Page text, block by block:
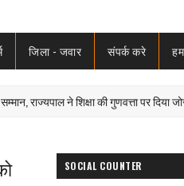
जिला - जवार संपर्क करे
ने शिक्षा की गुणवत्ता पर दिया जोर;
SOCIAL COUNTER